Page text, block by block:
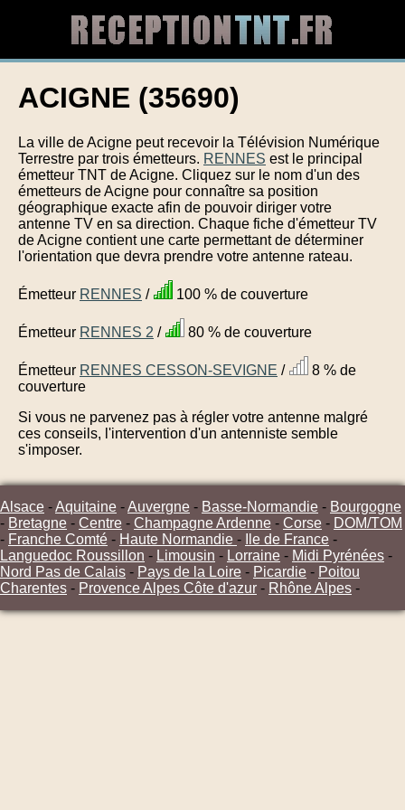
ACIGNE (35690)
La ville de Acigne peut recevoir la Télévision Numérique
Terrestre par trois émetteurs. RENNES est le principal
émetteur TNT de Acigne. Cliquez sur le nom d'un des
émetteurs de Acigne pour connaître sa position
géographique exacte afin de pouvoir diriger votre
antenne TV en sa direction. Chaque fiche d'émetteur TV
de Acigne contient une carte permettant de déterminer
l'orientation que devra prendre votre antenne rateau.
Émetteur RENNES / 100 % de couverture
Émetteur RENNES 2 / 80 % de couverture
Émetteur RENNES CESSON-SEVIGNE /
8 % de
couverture
Si vous ne parvenez pas à régler votre antenne malgré
ces conseils, l'intervention d'un antenniste semble
s'imposer.
Alsace -Aquitaine -Auvergne - Basse-Normandie - Bourgogne
- Bretagne - Centre - Champagne Ardenne - Corse - DOM/TOM
- Franche Comté - Haute Normandie - Ile de France -
Languedoc Roussillon - Limousin - Lorraine - Midi Pyrénées -
Nord Pas de Calais - Pays de la Loire - Picardie - Poitou
Charentes - Provence Alpes Côte d'azur - Rhône Alpes -